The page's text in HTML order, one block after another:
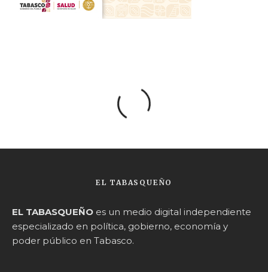
EL TABASQUEÑO
EL TABASQUEÑO es un medio digital independiente
especializado en política, gobierno, economía y
poder público en Tabasco.